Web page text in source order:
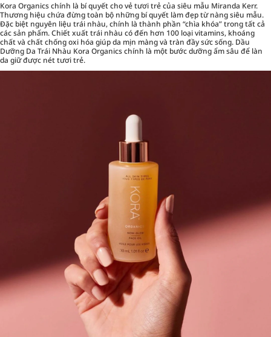
Kora Organics chính là bí quyết cho vẻ tươi trẻ của siêu mẫu Miranda Kerr.
Thương hiệu chứa đừng toàn bộ những bí quyết làm đẹp từ nàng siêu mẫu.
Đặc biệt nguyên liệu trái nhàu, chính là thành phần “chìa khóa” trong tất cả
các sản phẩm. Chiết xuất trái nhàu có đến hơn 100 loại vitamins, khoáng
chất và chất chống oxi hóa giúp da mịn màng và tràn đầy sức sống. Dầu
Dưỡng Da Trái Nhàu Kora Organics chính là một bước dưỡng ẩm sâu để làn
da giữ được nét tươi trẻ.